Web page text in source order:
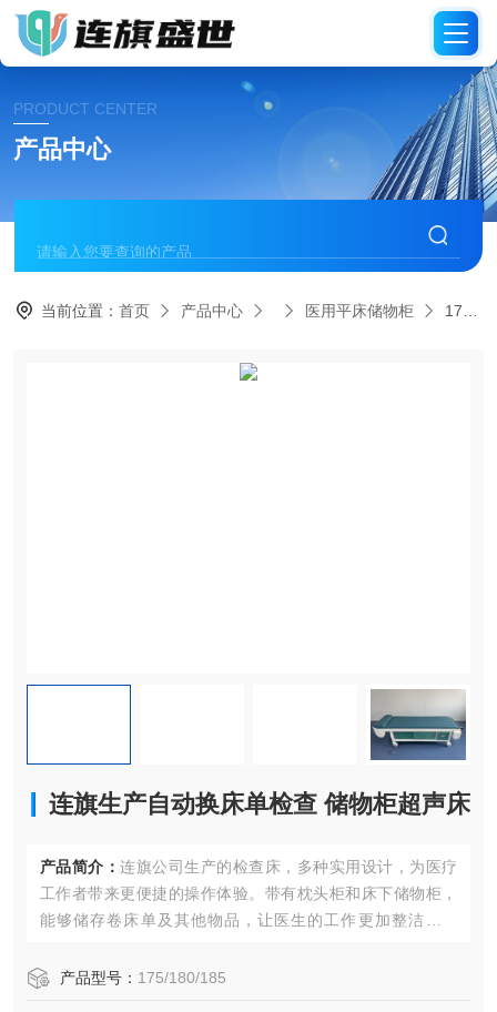
PRODUCT CENTER
产品中心
当前位置：首页 产品中心 医用平床储物柜 175/180/185连旗生产自动换床单检查 储物柜超声床
连旗生产自动换床单检查 储物柜超声床
产品简介： 连旗公司生产的检查床，多种实用设计，为医疗
工作者带来更便捷的操作体验。带有枕头柜和床下储物柜，
能够储存卷床单及其他物品，让医生的工作更加整洁、有
患者交叉感染的风险，为患者的健康保驾护航。
产品型号： 175/180/185